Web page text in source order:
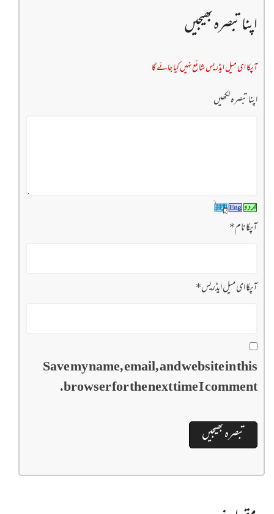
اپنا تبصرہ بھیجیں
آپکا ای میل ایڈریس شائع نہیں کیا جائے گا
اپنا تبصرہ لکھیں
آپکا نام*
آپکا ای میل ایڈریس*
Save my name, email, and website in this
browser for the next time I comment.